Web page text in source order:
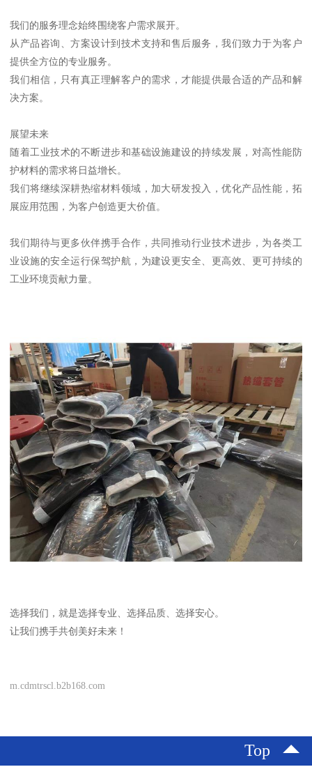
我们的服务理念始终围绕客户需求展开。
从产品咨询、方案设计到技术支持和售后服务，我们致力于为客户
提供全方位的专业服务。
我们相信，只有真正理解客户的需求，才能提供最合适的产品和解
决方案。
展望未来
随着工业技术的不断进步和基础设施建设的持续发展，对高性能防
护材料的需求将日益增长。
我们将继续深耕热缩材料领域，加大研发投入，优化产品性能，拓
展应用范围，为客户创造更大价值。
我们期待与更多伙伴携手合作，共同推动行业技术进步，为各类工
业设施的安全运行保驾护航，为建设更安全、更高效、更可持续的
工业环境贡献力量。
选择我们，就是选择专业、选择品质、选择安心。
让我们携手共创美好未来！
m.cdmtrscl.b2b168.com
Top